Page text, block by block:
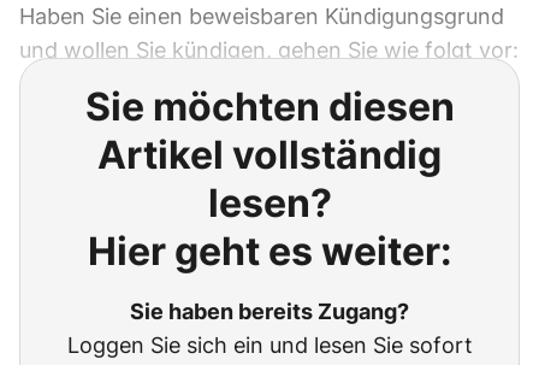
Haben Sie einen beweisbaren Kündigungsgrund
und wollen Sie kündigen, gehen Sie wie folgt vor:
Sie möchten diesen
Artikel vollständig
lesen?
Hier geht es weiter:
Sie haben bereits Zugang?
Loggen Sie sich ein und lesen Sie sofort